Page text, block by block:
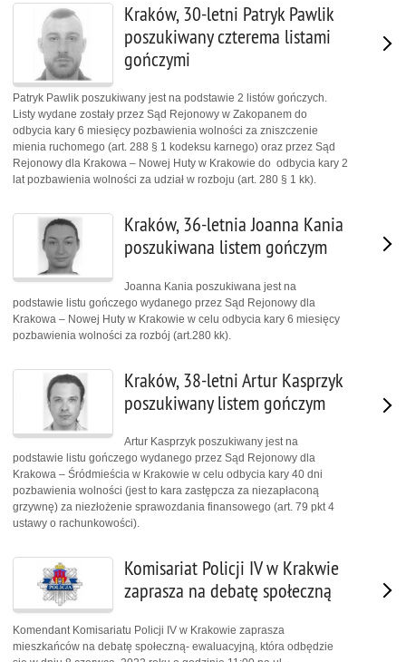
Kraków, 30-letni Patryk Pawlik
poszukiwany czterema listami
gończymi
Patryk Pawlik poszukiwany jest na podstawie 2 listów gończych.
Listy wydane zostały przez Sąd Rejonowy w Zakopanem do
odbycia kary 6 miesięcy pozbawienia wolności za zniszczenie
mienia ruchomego (art. 288 § 1 kodeksu karnego) oraz przez Sąd
Rejonowy dla Krakowa – Nowej Huty w Krakowie do odbycia kary 2
lat pozbawienia wolności za udział w rozboju (art. 280 § 1 kk).
Kraków, 36-letnia Joanna Kania
poszukiwana listem gończym
Joanna Kania poszukiwana jest na
podstawie listu gończego wydanego przez Sąd Rejonowy dla
Krakowa – Nowej Huty w Krakowie w celu odbycia kary 6 miesięcy
pozbawienia wolności za rozbój (art.280 kk).
Kraków, 38-letni Artur Kasprzyk
poszukiwany listem gończym
Artur Kasprzyk poszukiwany jest na
podstawie listu gończego wydanego przez Sąd Rejonowy dla
Krakowa – Śródmieścia w Krakowie w celu odbycia kary 40 dni
pozbawienia wolności (jest to kara zastępcza za niezapłaconą
grzywnę) za niezłożenie sprawozdania finansowego (art. 79 pkt 4
ustawy o rachunkowości).
Komisariat Policji IV w Krakwie
zaprasza na debatę społeczną
Komendant Komisariatu Policji IV w Krakowie zaprasza
mieszkańców na debatę społeczną- ewaluacyjną, która odbędzie